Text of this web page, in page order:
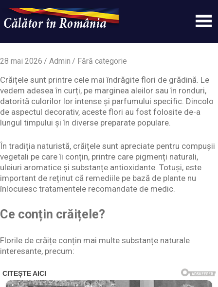
content
Calatorinromania
simplu
WordPress
28 mai 2026 Admin Fără categorie
Crăițele sunt printre cele mai îndrăgite flori de grădină. Le
vedem adesea în curți, pe marginea aleilor sau în ronduri,
datorită culorilor lor intense și parfumului specific. Dincolo
de aspectul decorativ, aceste flori au fost folosite de-a
lungul timpului și în diverse preparate populare.
În tradiția naturistă, crăițele sunt apreciate pentru compușii
vegetali pe care îi conțin, printre care pigmenți naturali,
uleiuri aromatice și substanțe antioxidante. Totuși, este
important de reținut că remediile pe bază de plante nu
înlocuiesc tratamentele recomandate de medic.
Ce conțin crăițele?
Florile de crăițe conțin mai multe substanțe naturale
interesante, precum: